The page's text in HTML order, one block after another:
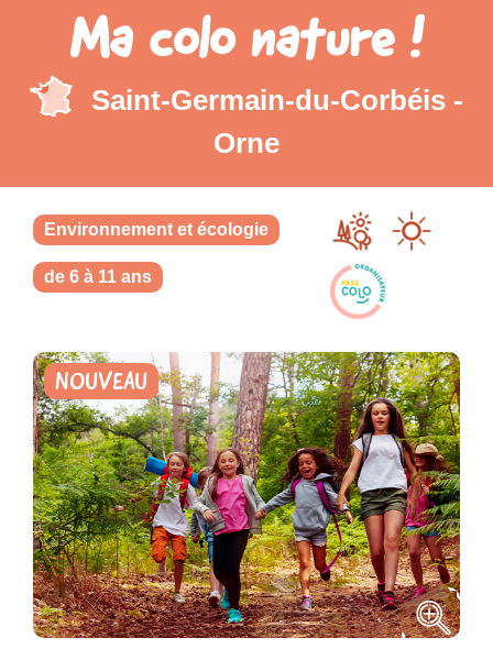
Ma colo nature !
Saint-Germain-du-Corbéis -
Orne
Environnement et écologie
de 6 à 11 ans
NOUVEAU